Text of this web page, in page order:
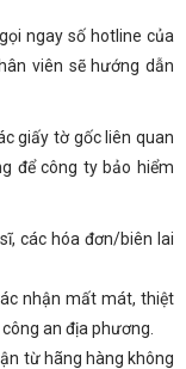
ngay số hotline của
viên sẽ hướng dẫn
giấy tờ gốc liên quan
để công ty bảo hiểm
các hóa đơn/biên lai
nhận mất mát, thiệt
an địa phương.
từ hãng hàng không